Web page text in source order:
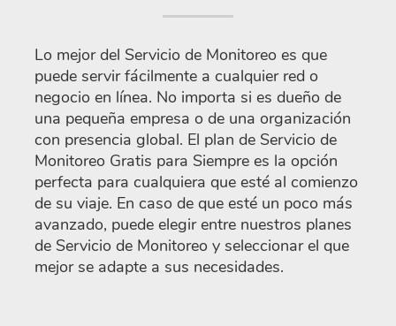
Lo mejor del Servicio de Monitoreo es que
puede servir fácilmente a cualquier red o
negocio en línea. No importa si es dueño de
una pequeña empresa o de una organización
con presencia global. El plan de Servicio de
Monitoreo Gratis para Siempre es la opción
perfecta para cualquiera que esté al comienzo
de su viaje. En caso de que esté un poco más
avanzado, puede elegir entre nuestros planes
de Servicio de Monitoreo y seleccionar el que
mejor se adapte a sus necesidades.